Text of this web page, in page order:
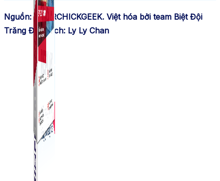
Nguồn: YOURCHICKGEEK. Việt hóa bởi team Biệt Đội
Trăng Đen Dịch: Ly Ly Chan